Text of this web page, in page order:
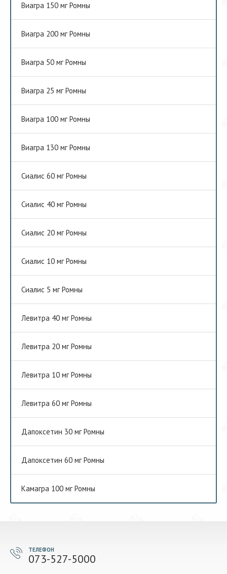
Виагра 150 мг Ромны
Виагра 200 мг Ромны
Виагра 50 мг Ромны
Виагра 25 мг Ромны
Виагра 100 мг Ромны
Виагра 130 мг Ромны
Сиалис 60 мг Ромны
Сиалис 40 мг Ромны
Сиалис 20 мг Ромны
Сиалис 10 мг Ромны
Сиалис 5 мг Ромны
Левитра 40 мг Ромны
Левитра 20 мг Ромны
Левитра 10 мг Ромны
Левитра 60 мг Ромны
Дапоксетин 30 мг Ромны
Дапоксетин 60 мг Ромны
Камагра 100 мг Ромны
ТЕЛЕФОН
073-527-5000